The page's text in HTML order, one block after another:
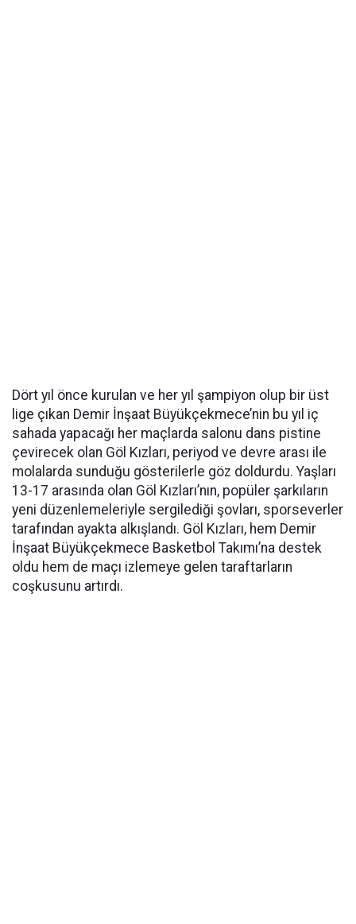
Dört yıl önce kurulan ve her yıl şampiyon olup bir üst
lige çıkan Demir İnşaat Büyükçekmece’nin bu yıl iç
sahada yapacağı her maçlarda salonu dans pistine
çevirecek olan Göl Kızları, periyod ve devre arası ile
molalarda sunduğu gösterilerle göz doldurdu. Yaşları
13-17 arasında olan Göl Kızları’nın, popüler şarkıların
yeni düzenlemeleriyle sergilediği şovları, sporseverler
tarafından ayakta alkışlandı. Göl Kızları, hem Demir
İnşaat Büyükçekmece Basketbol Takımı’na destek
oldu hem de maçı izlemeye gelen taraftarların
coşkusunu artırdı.